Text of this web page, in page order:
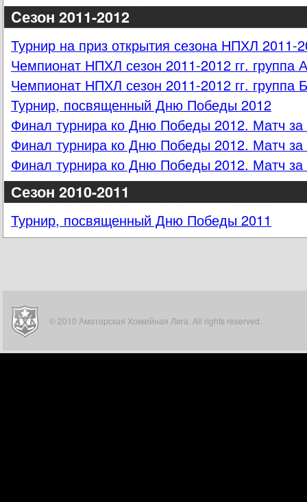
Cезон 2011-2012
Турнир на приз открытия сезона НПХЛ 2011-
Чемпионат НПХЛ сезон 2011-2012 гг. группа А
Чемпионат НПХЛ сезон 2011-2012 гг. группа Б
Турнир, посвященный Дню Победы 2012
Финал турнира ко Дню Победы 2012. Матч за
Финал турнира ко Дню Победы 2012. Матч за
Финал турнира ко Дню Победы 2012. Матч за
Сезон 2010-2011
Турнир, посвященный Дню Победы 2011
© 2010 Аматорская Хоккейная Лига. All rights reserved.